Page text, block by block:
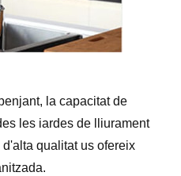
la capacitat de
les iardes de lliurament
qualitat us ofereix